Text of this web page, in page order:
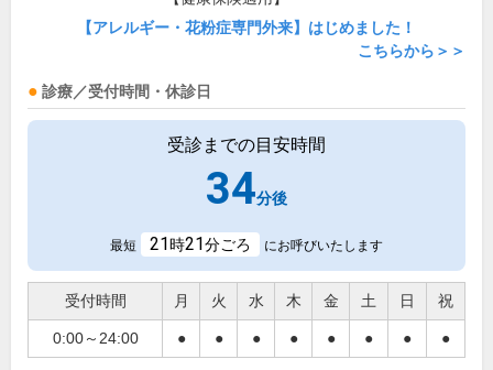
【アレルギー・花粉症専門外来】はじめました！
こちらから＞＞
診療／受付時間・休診日
受診までの目安時間
34分後
最短 21時21分ごろ にお呼びいたします
受付時間 月 火 水 木 金 土 日 祝
0:00～24:00 ● ● ● ● ● ● ● ●